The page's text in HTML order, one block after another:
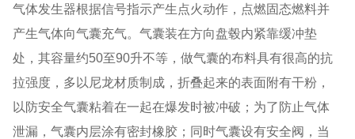
气体发生器根据信号指示产生点火动作，点燃固态燃料并
产生气体向气囊充气。气囊装在方向盘毂内紧靠缓冲垫
处，其容量约50至90升不等，做气囊的布料具有很高的抗
拉强度，多以尼龙材质制成，折叠起来的表面附有干粉，
以防安全气囊粘着在一起在爆发时被冲破；为了防止气体
泄漏，气囊内层涂有密封橡胶；同时气囊设有安全阀，当